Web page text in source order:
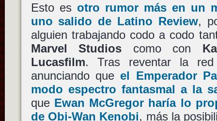
Esto es otro rumor más en un
uno salido de Latino Review,
alguien trabajando codo a codo
Marvel Studios como con
Lucasfilm. Tras reventar la red
anunciando que el Emperador
modo espectro fantasmal a la
que Ewan McGregor haría lo
de Obi-Wan Kenobi, más la